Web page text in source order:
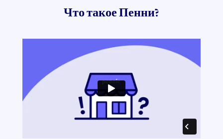
Что такое Пенни?